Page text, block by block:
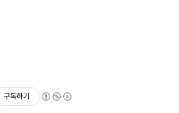
구독하기